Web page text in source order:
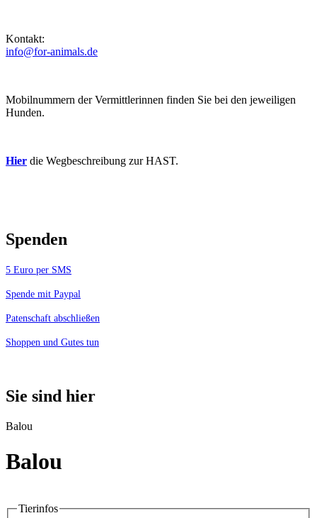
Kontakt:
info@for-animals.de
Mobilnummern der Vermittlerinnen finden Sie bei den jeweiligen
Hunden.
Hier die Wegbeschreibung zur HAST.
Spenden
5 Euro per SMS
Spende mit Paypal
Patenschaft abschließen
Shoppen und Gutes tun
Sie sind hier
Balou
Balou
Tierinfos